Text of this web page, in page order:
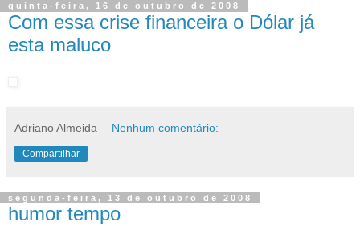
quinta-feira, 16 de outubro de 2008
Com essa crise financeira o Dólar já
esta maluco
Adriano Almeida Nenhum comentário:
Compartilhar
segunda-feira, 13 de outubro de 2008
humor tempo